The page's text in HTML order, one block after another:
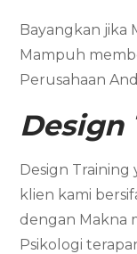
Bayangkan jika
Mampuh
Perusahaan
Design
Design
klien kami
dengan Makna
Psikologi